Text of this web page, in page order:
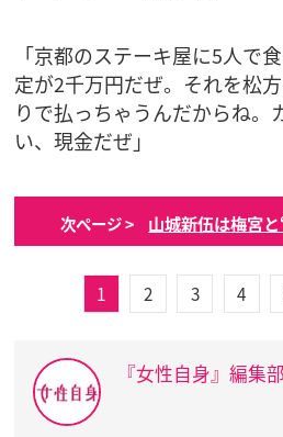
「京都のステーキ屋に5人で
定が2千万円だぜ。それを松
りで払っちゃうんだからね。
い、現金だぜ」
次ページ > 山城新伍は梅宮
1 2 3 4
『女性自身』編集部